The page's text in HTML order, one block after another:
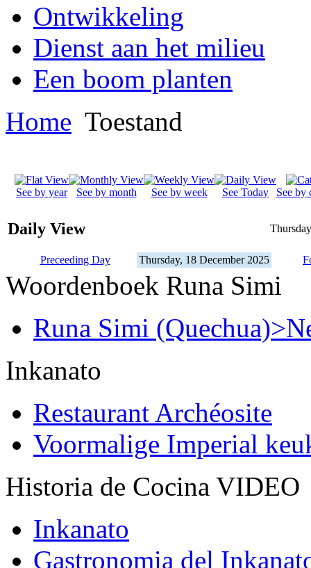
Ontwikkeling
Dienst aan het milieu
Een boom planten
Home Toestand
See by year See by month See by week See Today See by
Daily View
Preceeding Day Thursday, 18 December 2025
Woordenboek Runa Simi
Runa Simi
Inkanato
Restaurant Archéosite
Voormalige Imperial
Historia de Cocina VIDEO
Inkanato
Gastronomia del